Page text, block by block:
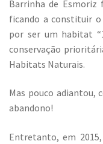
Barrinha de Esmoriz
ficando a constituir o
por ser um habitat
conservação
Habitats Naturais.
Mas pouco adiantou,
abandono!
Entretanto, em